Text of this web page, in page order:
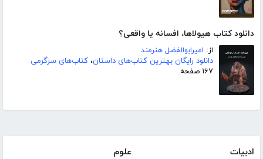
دانلود کتاب هیولاها، افسانه یا واقعی؟
از: امیرابوالفضل هنرمند
دانلود رایگان بهترین کتاب‌های داستان، کتاب‌های سرگرمی
۱۶۷ صفحه
ادبیات علوم